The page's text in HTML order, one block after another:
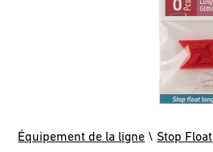
Équipement de la ligne \ Stop Float